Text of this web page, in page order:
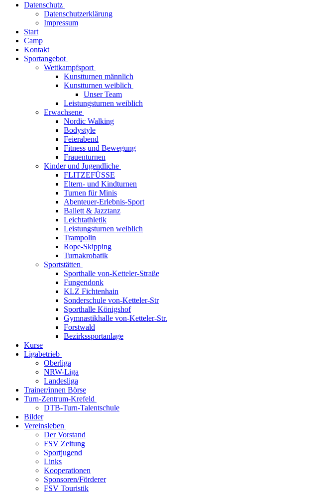
Datenschutz
Datenschutzerklärung
Impressum
Start
Camp
Kontakt
Sportangebot
Wettkampfsport
Kunstturnen männlich
Kunstturnen weiblich
Unser Team
Leistungsturnen weiblich
Erwachsene
Nordic Walking
Bodystyle
Feierabend
Fitness und Bewegung
Frauenturnen
Kinder und Jugendliche
FLITZEFÜSSE
Eltern- und Kindturnen
Turnen für Minis
Abenteuer-Erlebnis-Sport
Ballett & Jazztanz
Leichtathletik
Leistungsturnen weiblich
Trampolin
Rope-Skipping
Turnakrobatik
Sportstätten
Sporthalle von-Ketteler-Straße
Fungendonk
KLZ Fichtenhain
Sonderschule von-Ketteler-Str
Sporthalle Königshof
Gymnastikhalle von-Ketteler-Str.
Forstwald
Bezirkssportanlage
Kurse
Ligabetrieb
Oberliga
NRW-Liga
Landesliga
Trainer/innen Börse
Turn-Zentrum-Krefeld
DTB-Turn-Talentschule
Bilder
Vereinsleben
Der Vorstand
FSV Zeitung
Sportjugend
Links
Kooperationen
Sponsoren/Förderer
FSV Touristik